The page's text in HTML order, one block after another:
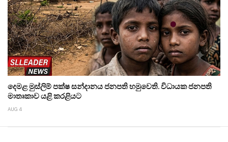
දෙමළ මුස්ලිම් පක්ෂ සන්දානය ජනපති හමුවෙති. විධායක ජනපති
මාතෘකාව යළි කරළියට
AUG 4